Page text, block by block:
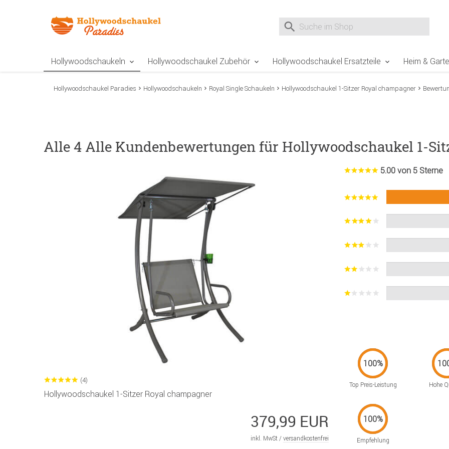
Suche nach
Hollywoodschaukeln Hollywoodschaukel Zubehör Hollywoodschaukel Ersatzteile Heim &
Hollywoodschaukel Paradies Hollywoodschaukeln Royal Single Schaukeln Hollywoodschaukel 1-Sitzer Royal champagner
Alle 4 Alle Kundenbewertungen für Hollywoodschaukel 1-
(4)
Hollywoodschaukel 1-Sitzer Royal champagner
379,99 EUR
inkl. MwSt / versandkostenfrei
5.00 von 5 Sterne
Top Preis-Leistung Hohe
Empfehlung